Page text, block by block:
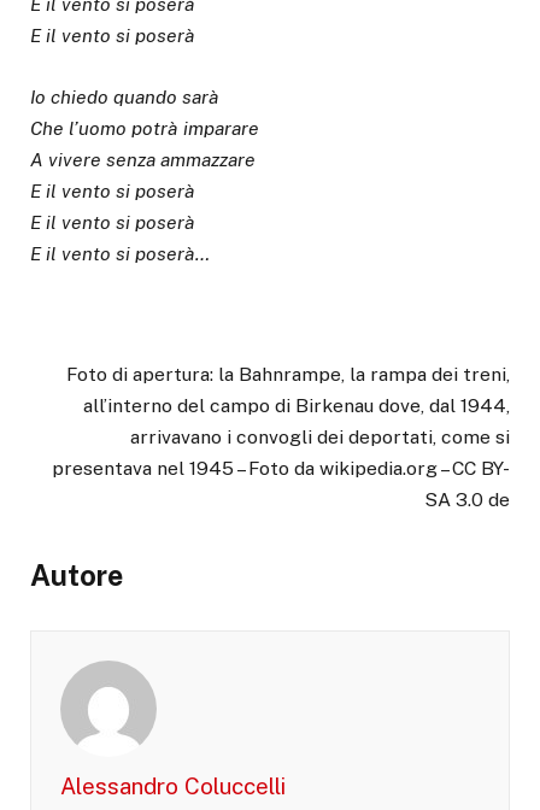
E il vento si poserà
E il vento si poserà
Io chiedo quando sarà
Che l’uomo potrà imparare
A vivere senza ammazzare
E il vento si poserà
E il vento si poserà
E il vento si poserà…
Foto di apertura: la Bahnrampe, la rampa dei treni,
all’interno del campo di Birkenau dove, dal 1944,
arrivavano i convogli dei deportati, come si
presentava nel 1945 – Foto da wikipedia.org – CC BY-
SA 3.0 de
Autore
Alessandro Coluccelli